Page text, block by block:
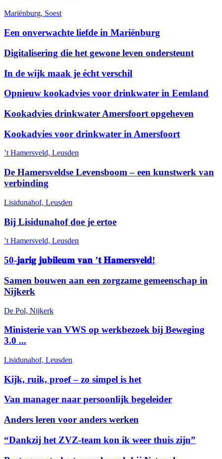
Mariënburg, Soest
Een onverwachte liefde in Mariënburg
Digitalisering die het gewone leven ondersteunt
In de wijk maak je écht verschil
Opnieuw kookadvies voor drinkwater in Eemland
Kookadvies drinkwater Amersfoort opgeheven
Kookadvies voor drinkwater in Amersfoort
’t Hamersveld, Leusden
De Hamersveldse Levensboom – een kunstwerk van
verbinding
Lisidunahof, Leusden
Bij Lisidunahof doe je ertoe
’t Hamersveld, Leusden
50-𝐣𝐚𝐫𝐢𝐠 𝐣𝐮𝐛𝐢𝐥𝐞𝐮𝐦 𝐯𝐚𝐧 ’𝐭 𝐇𝐚𝐦𝐞𝐫𝐬𝐯𝐞𝐥𝐝!
Samen bouwen aan een zorgzame gemeenschap in
Nijkerk
De Pol, Nijkerk
Ministerie van VWS op werkbezoek bij Beweging
3.0 ...
Lisidunahof, Leusden
Kijk, ruik, proef – zo simpel is het
Van manager naar persoonlijk begeleider
Anders leren voor anders werken
“Dankzij het ZVZ-team kon ik weer thuis zijn”